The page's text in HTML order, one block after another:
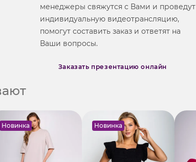
менеджеры свяжутся с Вами и проведут
индивидуальную видеотрансляцию,
помогут составить заказ и ответят на
Ваши вопросы.
Заказать презентацию онлайн
Новинка Новинка